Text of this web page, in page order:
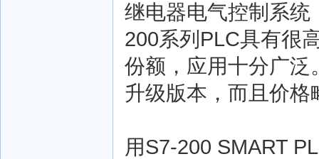
继电器电气控制系
200系列PLC具有很
份额，应用十分广泛
升级版本，而且价
用S7-200 SMART